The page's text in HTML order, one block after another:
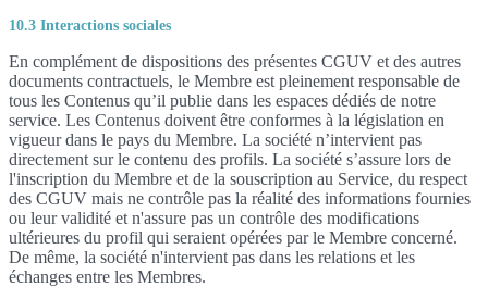
10.3 Interactions sociales
En complément de dispositions des présentes CGUV et des autres
documents contractuels, le Membre est pleinement responsable de
tous les Contenus qu’il publie dans les espaces dédiés de notre
service. Les Contenus doivent être conformes à la législation en
vigueur dans le pays du Membre. La société n’intervient pas
directement sur le contenu des profils. La société s’assure lors de
l'inscription du Membre et de la souscription au Service, du respect
des CGUV mais ne contrôle pas la réalité des informations fournies
ou leur validité et n'assure pas un contrôle des modifications
ultérieures du profil qui seraient opérées par le Membre concerné.
De même, la société n'intervient pas dans les relations et les
échanges entre les Membres.